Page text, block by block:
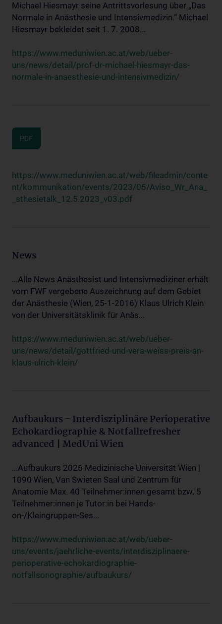
Michael Hiesmayr seine Antrittsvorlesung über „Das
Normale in Anästhesie und Intensivmedizin.“ Michael
Hiesmayr bekleidet seit 1. 7. 2008...
https://www.meduniwien.ac.at/web/ueber-
uns/news/detail/prof-dr-michael-hiesmayr-das-
normale-in-anaesthesie-und-intensivmedizin/
PDF
https://www.meduniwien.ac.at/web/fileadmin/conte
nt/kommunikation/events/2023/05/Aviso_Wr_Ana_
_sthesietalk_12.5.2023_v03.pdf
News
...Alle News Anästhesist und Intensivmediziner erhält
vom FWF vergebene Auszeichnung auf dem Gebiet
der Anästhesie (Wien, 25-1-2016) Klaus Ulrich Klein
von der Universitätsklinik für Anäs...
https://www.meduniwien.ac.at/web/ueber-
uns/news/detail/gottfried-und-vera-weiss-preis-an-
klaus-ulrich-klein/
Aufbaukurs - Interdisziplinäre Perioperative
Echokardiographie & Notfallrefresher
advanced | MedUni Wien
...Aufbaukurs 2026 Medizinische Universität Wien |
1090 Wien, Van Swieten Saal und Zentrum für
Anatomie Max. 40 Teilnehmer:innen gesamt bzw. 5
Teilnehmer:innen je Tutor:in bei Hands-
on-/Kleingruppen-Ses...
https://www.meduniwien.ac.at/web/ueber-
uns/events/jaehrliche-events/interdisziplinaere-
perioperative-echokardiographie-
notfallsonographie/aufbaukurs/